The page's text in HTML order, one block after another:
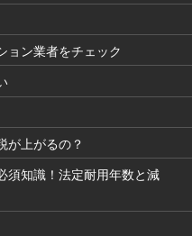
ョン業者をチェック
が上がるの？
須知識！法定耐用年数と減